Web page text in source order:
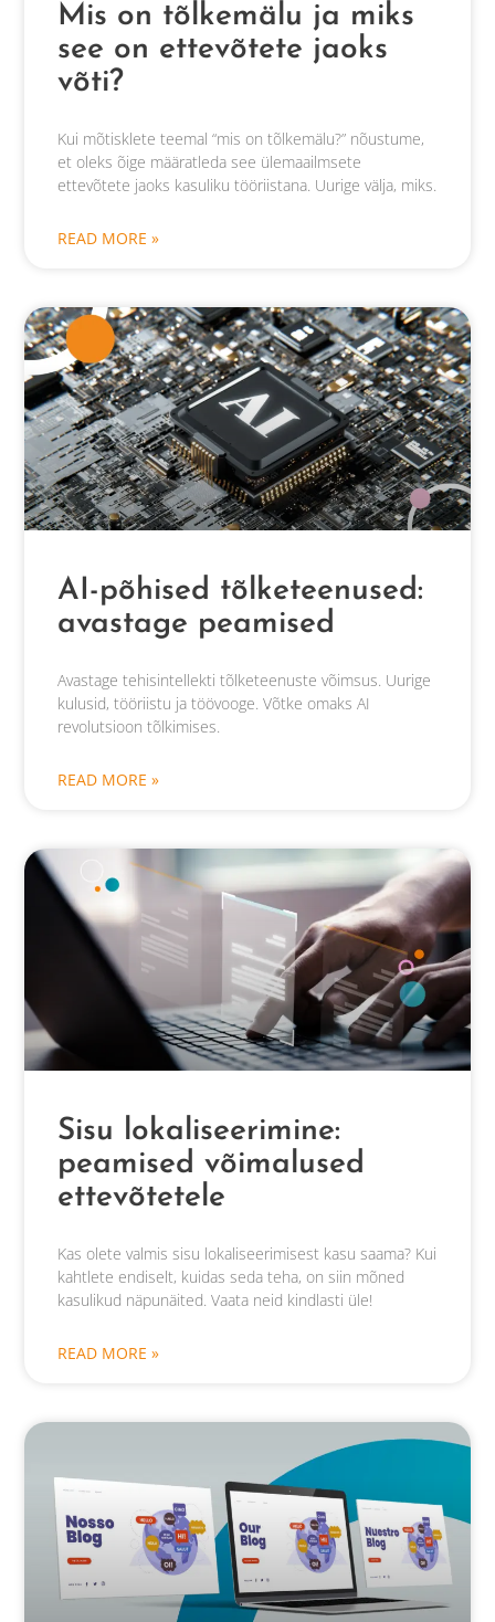
Mis on tõlkemälu ja miks
see on ettevõtete jaoks
võti?
Kui mõtisklete teemal “mis on tõlkemälu?” nõustume,
et oleks õige määratleda see ülemaailmsete
ettevõtete jaoks kasuliku tööriistana. Uurige välja, miks.
READ MORE »
AI-põhised tõlketeenused:
avastage peamised
Avastage tehisintellekti tõlketeenuste võimsus. Uurige
kulusid, tööriistu ja töövooge. Võtke omaks AI
revolutsioon tõlkimises.
READ MORE »
Sisu lokaliseerimine:
peamised võimalused
ettevõtetele
Kas olete valmis sisu lokaliseerimisest kasu saama? Kui
kahtlete endiselt, kuidas seda teha, on siin mõned
kasulikud näpunäited. Vaata neid kindlasti üle!
READ MORE »